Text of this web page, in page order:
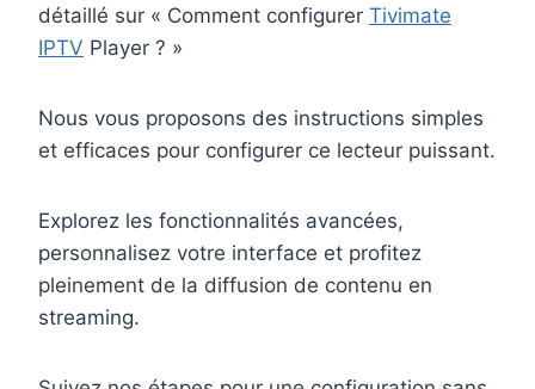
détaillé sur « Comment configurer Tivimate
IPTV Player ? »
Nous vous proposons des instructions simples
et efficaces pour configurer ce lecteur puissant.
Explorez les fonctionnalités avancées,
personnalisez votre interface et profitez
pleinement de la diffusion de contenu en
streaming.